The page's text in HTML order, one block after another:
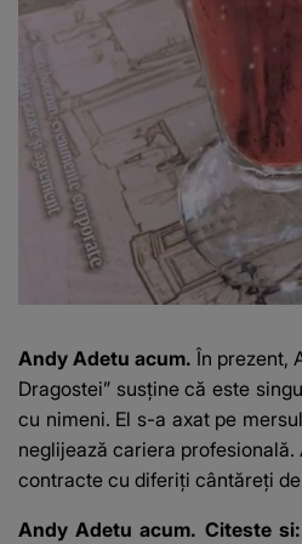
Andy Adetu acum. În prezent,
Dragostei” susține că este
cu nimeni. El s-a axat pe
neglijează cariera
contracte cu diferiți cântăreți
Andy Adetu acum. Citeste si: